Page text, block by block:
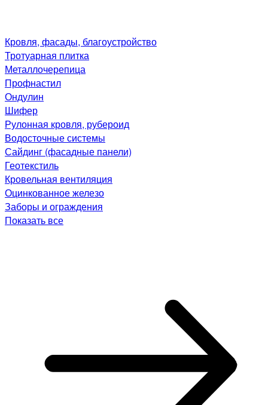
Кровля, фасады, благоустройство
Тротуарная плитка
Металлочерепица
Профнастил
Ондулин
Шифер
Рулонная кровля, рубероид
Водосточные системы
Сайдинг (фасадные панели)
Геотекстиль
Кровельная вентиляция
Оцинкованное железо
Заборы и ограждения
Показать все